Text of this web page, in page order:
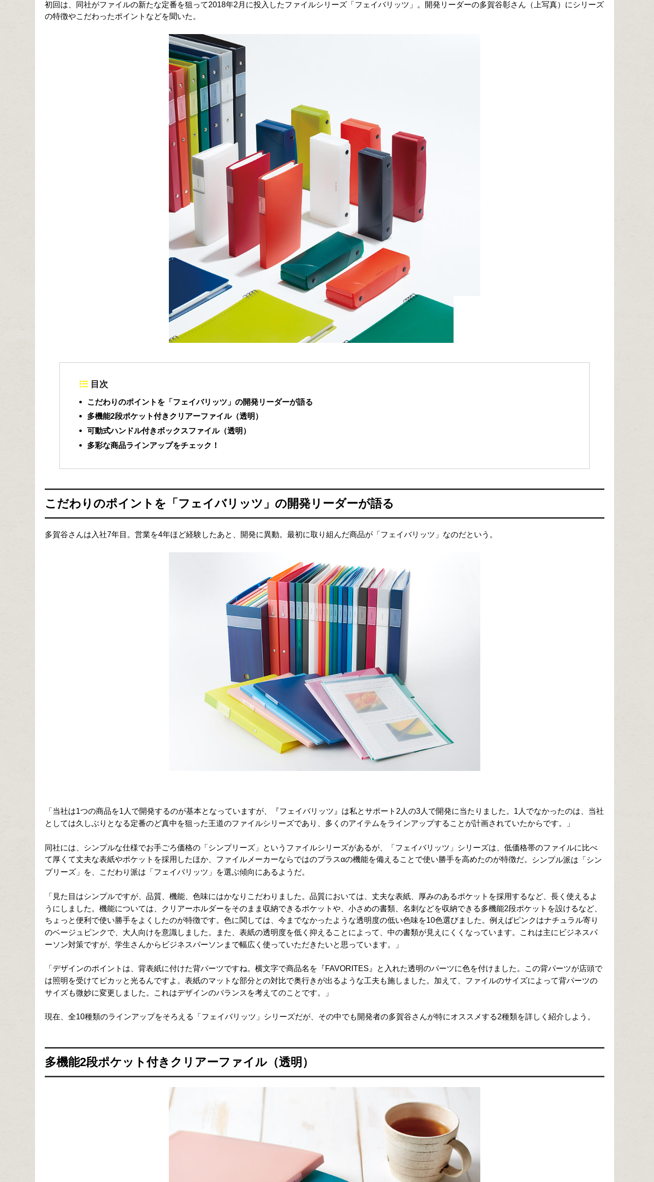
初回は、同社がファイルの新たな定番を狙って2018年2月に投入したファイルシリーズ「フェイバリッツ」。開発リーダーの多賀谷彰さん（上写真）にシリーズ
の特徴やこだわったポイントなどを聞いた。
目次
こだわりのポイントを「フェイバリッツ」の開発リーダーが語る
多機能2段ポケット付きクリアーファイル（透明）
可動式ハンドル付きボックスファイル（透明）
多彩な商品ラインアップをチェック！
こだわりのポイントを「フェイバリッツ」の開発リーダーが語る
多賀谷さんは入社7年目。営業を4年ほど経験したあと、開発に異動。最初に取り組んだ商品が「フェイバリッツ」なのだという。
「当社は1つの商品を1人で開発するのが基本となっていますが、『フェイバリッツ』は私とサポート2人の3人で開発に当たりました。1人でなかったのは、当社
としては久しぶりとなる定番のど真中を狙った王道のファイルシリーズであり、多くのアイテムをラインアップすることが計画されていたからです。」
同社には、シンプルな仕様でお手ごろ価格の「シンプリーズ」というファイルシリーズがあるが、「フェイバリッツ」シリーズは、低価格帯のファイルに比べ
て厚くて丈夫な表紙やポケットを採用したほか、ファイルメーカーならではのプラスαの機能を備えることで使い勝手を高めたのが特徴だ。
シンプル派は「シン
プリーズ」を、こだわり派は「フェイバリッツ」を選ぶ傾向にあるようだ。
「見た目はシンプルですが、品質、機能、色味にはかなりこだわりました。品質においては、丈夫な表紙、厚みのあるポケットを採用するなど、長く使えるよ
うにしました。機能については、クリアーホルダーをそのまま収納できるポケットや、小さめの書類、名刺などを収納できる多機能2段ポケットを設けるなど、
ちょっと便利で使い勝手をよくしたのが特徴です。色に関しては、今までなかったような透明度の低い色味を10色選びました。例えばピンクはナチュラル寄り
のベージュピンクで、大人向けを意識しました。また、表紙の透明度を低く抑えることによって、中の書類が見えにくくなっています。これは主にビジネスパ
ーソン対策ですが、学生さんからビジネスパーソンまで幅広く使っていただきたいと思っています。」
「デザインのポイントは、背表紙に付けた背パーツですね。横文字で商品名を『FAVORITES』と入れた透明のパーツに色を付けました。この背パーツが店頭で
は照明を受けてピカッと光るんですよ。表紙のマットな部分との対比で奥行きが出るような工夫も施しました。加えて、ファイルのサイズによって背パーツの
サイズも微妙に変更しました。これはデザインのバランスを考えてのことです。」
現在、全10種類のラインアップをそろえる「フェイバリッツ」シリーズだが、その中でも開発者の多賀谷さんが特にオススメする2種類を詳しく紹介しよう。
多機能2段ポケット付きクリアーファイル（透明）